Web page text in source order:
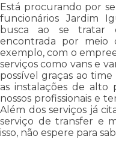
Está procurando por
funcionários Jardim
busca ao se tratar
encontrada por meio
exemplo, com o
serviços como vans e
possível graças ao time
as instalações de alto
nossos profissionais e
Além dos serviços já
serviço de transfer e
isso, não espere para